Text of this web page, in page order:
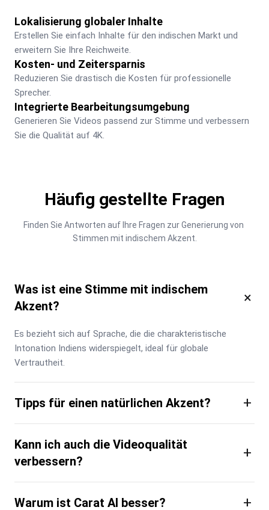
Lokalisierung globaler Inhalte
Erstellen Sie einfach Inhalte für den indischen Markt und
erweitern Sie Ihre Reichweite.
Kosten- und Zeitersparnis
Reduzieren Sie drastisch die Kosten für professionelle
Sprecher.
Integrierte Bearbeitungsumgebung
Generieren Sie Videos passend zur Stimme und verbessern
Sie die Qualität auf 4K.
Häufig gestellte Fragen
Finden Sie Antworten auf Ihre Fragen zur Generierung von
Stimmen mit indischem Akzent.
Was ist eine Stimme mit indischem
Akzent?
×
Es bezieht sich auf Sprache, die die charakteristische
Intonation Indiens widerspiegelt, ideal für globale
Vertrautheit.
Tipps für einen natürlichen Akzent? +
Kann ich auch die Videoqualität
verbessern?
+
Warum ist Carat AI besser? +